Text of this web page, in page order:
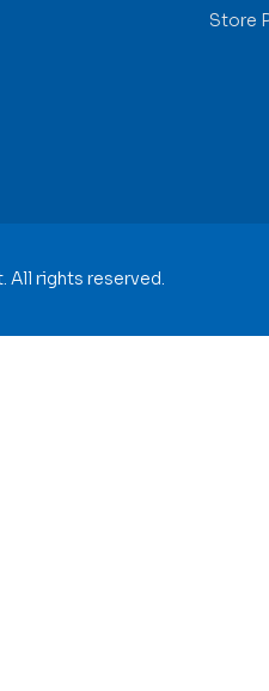
Store
All rights reserved.